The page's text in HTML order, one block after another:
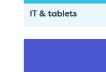
IT & tablets